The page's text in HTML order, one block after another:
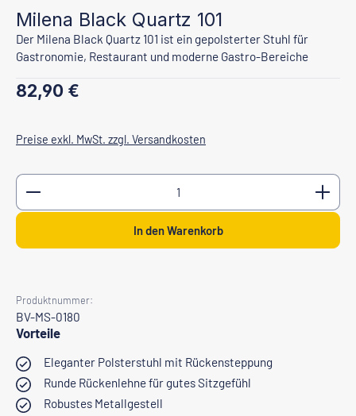
Milena Black Quartz 101
Der Milena Black Quartz 101 ist ein gepolsterter Stuhl für
Gastronomie, Restaurant und moderne Gastro-Bereiche
Regulärer Preis:
82,90 €
Preise exkl. MwSt. zzgl. Versandkosten
Produkt Anzahl: Gib den gewünschten Wert ein
In den Warenkorb
Produktnummer:
BV-MS-0180
Vorteile
Eleganter Polsterstuhl mit Rückensteppung
Runde Rückenlehne für gutes Sitzgefühl
Robustes Metallgestell